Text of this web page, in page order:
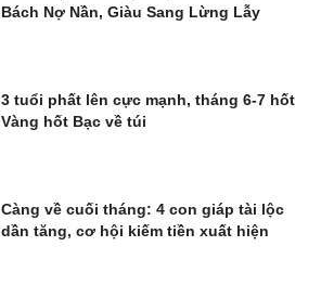
Bách Nợ Nần, Giàu Sang Lừng Lẫy
3 tuổi phất lên cực mạnh, tháng 6-7 hốt
Vàng hốt Bạc về túi
Càng về cuối tháng: 4 con giáp tài lộc
dần tăng, cơ hội kiếm tiền xuất hiện